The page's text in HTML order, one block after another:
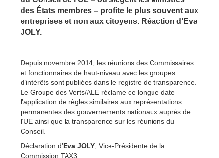
des États membres – profite le plus souvent aux
entreprises et non aux citoyens. Réaction d’Eva
JOLY.
Depuis novembre 2014, les réunions des Commissaires
et fonctionnaires de haut-niveau avec les groupes
d’intérêts sont publiées dans le registre de transparence.
Le Groupe des Verts/ALE réclame de longue date
l’application de règles similaires aux représentations
permanentes des gouvernements nationaux auprès de
l’UE ainsi que la transparence sur les réunions du
Conseil.
Déclaration d’Eva JOLY , Vice-Présidente de la
Commission TAX3 :